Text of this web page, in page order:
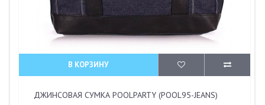
В КОРЗИНУ
ДЖИНСОВАЯ СУМКА POOLPARTY (POOL95-JEANS)